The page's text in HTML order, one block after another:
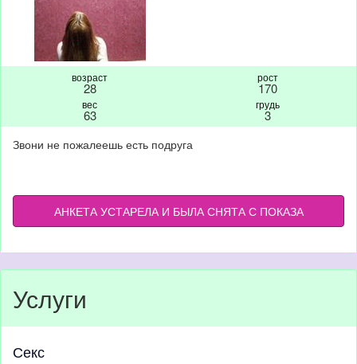
возраст
28
рост
170
вес
63
грудь
3
Звони не пожалеешь есть подруга
АНКЕТА УСТАРЕЛА И БЫЛА СНЯТА С ПОКАЗА
Услуги
Секс